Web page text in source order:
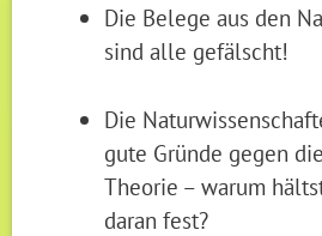
Die Belege aus den
sind alle gefälscht!
Die
gute Gründe gegen
Theorie – warum
daran fest?